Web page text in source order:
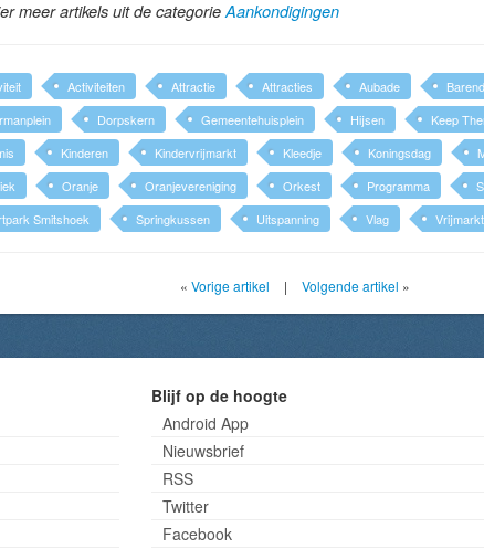
meer artikels uit de categorieAankondigingen
Activiteiten Attractie Attracties Aubade
Dorpskern Gemeentehuisplein Hijsen Keep
Kinderen Kindervrijmarkt Kleedje Koningsdag
Oranje Oranjevereniging Orkest Programma
Smitshoek
Springkussen Uitspanning Vlag Vrijmarkt
« Vorige artikel | Volgende artikel »
Blijf op de hoogte
Android App
Nieuwsbrief
RSS
Twitter
Facebook